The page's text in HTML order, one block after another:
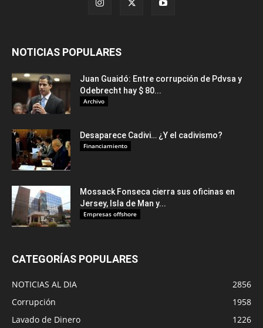
NOTICIAS POPULARES
Juan Guaidó: Entre corrupción de Pdvsa y
Odebrecht hay $ 80...
Archivo
Desaparece Cadivi… ¿Y el cadivismo?
Financiamiento
Mossack Fonseca cierra sus oficinas en
Jersey, Isla de Man y...
Empresas offshore
CATEGORÍAS POPULARES
NOTICIAS AL DIA
2856
Corrupción
1958
Lavado de Dinero
1226